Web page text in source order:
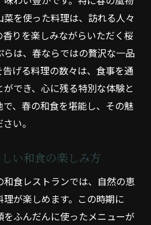
む贅沢な和食料理
る美しい和食
ごとの贅沢な一品
じる和食体験
う四季折々の和食
ごとの美味しい料理で特別
を楽しむ特別なひととき
う季節の和食
しむ京都御池の和食
ごす京都御池の和食体験
を使った料理は、訪れる人々
りを楽しみながらいただく桜
は、春ならではの贅沢な一品
げる料理の数々は、食事を通
でき、心に残る特別な体験と
、春の和食を堪能し、その魅
い。
い和食の楽しみ方
食レストランでは、自然の恵
が楽しめます。この時期に
ふんだんに使ったメニューが